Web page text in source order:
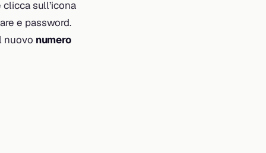
sull’icona
e password.
nuovo numero